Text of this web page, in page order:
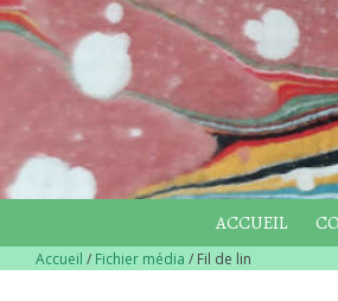
ACCUEIL
Accueil / Fichier média / Fil de lin